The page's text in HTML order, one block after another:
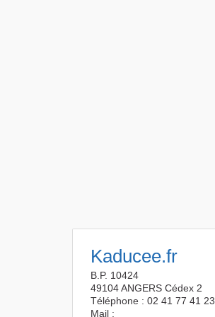
Kaducee.fr
B.P. 10424
49104 ANGERS Cédex 2
Téléphone : 02 41 77 41 23
Mail :